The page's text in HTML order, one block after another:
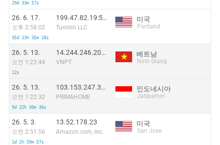
29d 33m 57s
26. 6. 17.
오후 2:58:02
35d 13h 35m 18s
199.47.82.19:59378
Turnitin LLC
미국
Portland
26. 5. 13.
오전 1:22:44
12s
14.244.246.203:36475
VNPT
베트남
Ninh Giang
26. 5. 13.
오전 1:22:32
9d 22h 30m 36s
103.153.247.37:44570
PRIMAHOME
인도네시아
Jatipamor
26. 5. 3.
오전 2:51:56
1d 2h 59m 57s
13.52.178.23
Amazon.com, Inc.
미국
San Jose